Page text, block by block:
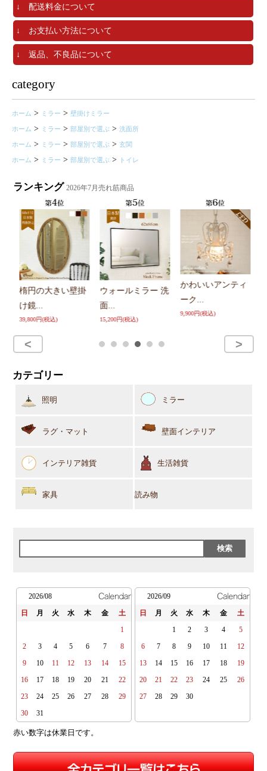
↓ 配送料金について
↓ お支払い方法について
↓ 返品、不良品について
category
ホーム > ミラー > 壁掛けミラー
ホーム > ミラー > 部屋別で選ぶ > 洗面所
ホーム > ミラー > 部屋別で選ぶ > 玄関
ホーム > ミラー > 部屋別で選ぶ > トイレ
ランキング2026年7月売れ筋商品
楕円の大きい壁掛
け鏡...
39,800円(税込)
ウォールミラー 洗
面...
15,200円(税込)
かわいいアンティ
ーク...
9,900円(税込)
カテゴリー
照明 ミラー
ラグ・マット 壁面インテリア
インテリア雑貨 生活雑貨
家具 読み物
2026/08
日 月 火 水 木 金 土
1
2 3 4 5 6 7 8
9 10 11 12 13 14 15
16 17 18 19 20 21 22
23 24 25 26 27 28 29
30 31
2026/09
日 月 火 水 木 金 土
1 2 3 4 5
6 7 8 9 10 11 12
13 14 15 16 17 18 19
20 21 22 23 24 25 26
27 28 29 30
赤い数字は休業日です。